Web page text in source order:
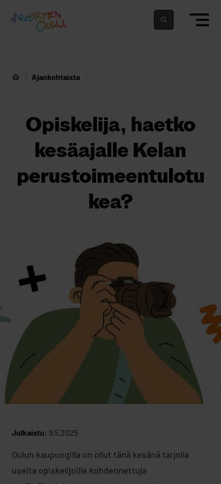
Nuortenoulu.fi etusivu
Nuorten Oulu
Ajankohtaista
Opiskelija, haetko
kesäajalle Kelan
perustoimeentulotu
kea?
Julkaistu: 9.5.2025
Oulun kaupungilla on ollut tänä kesänä tarjolla
useita opiskelijoille kohdennettuja